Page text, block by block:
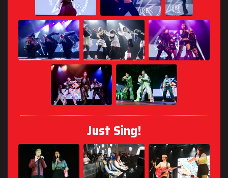
Just Sing!